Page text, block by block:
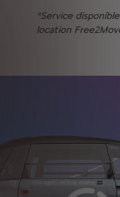
*Service
location